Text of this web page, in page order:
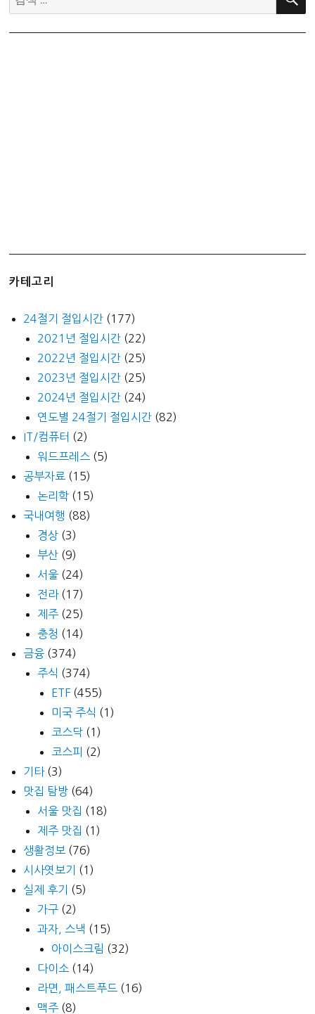
다
색:
카테고리
24절기 절입시간 (177)
2021년 절입시간 (22)
2022년 절입시간 (25)
2023년 절입시간 (25)
2024년 절입시간 (24)
연도별 24절기 절입시간 (82)
IT/컴퓨터 (2)
워드프레스 (5)
공부자료 (15)
논리학 (15)
국내여행 (88)
경상 (3)
부산 (9)
서울 (24)
전라(17)
제주 (25)
충청 (14)
금융 (374)
주식 (374)
ETF (455)
미국 주식 (1)
코스닥 (1)
코스피 (2)
기타(3)
맛집 탐방 (64)
서울 맛집 (18)
제주 맛집 (1)
생활정보 (76)
시사엿보기
(1)
실제 후기
(5)
가구 (2)
과자, 스낵 (15)
아이스크림 (32)
다이소 (14)
라면, 패스트푸드 (16)
맥주 (8)